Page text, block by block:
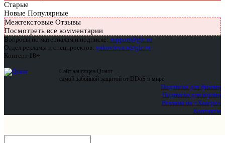
Старые
Новые Популярные
Межтекстовые Отзывы
Посмотреть все комментарии
Вопросы по материалам и подписке: support@glc.ru
Отдел рекламы и спецпроектов: yakovleva.a@glc.ru
Контент 18+
Сайт защищен Qrator —
самой забойной защитой от DDoS в мире
Подписка для физлиц
Подписка для юрлиц
Реклама на «Хакере»
Контакты